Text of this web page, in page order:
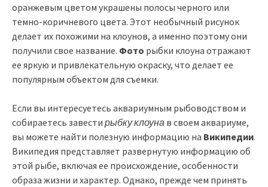
оранжевым цветом украшены полосы черного или
темно-коричневого цвета. Этот необычный рисунок
делает их похожими на клоунов, а именно поэтому они
получили свое название. Фото рыбки клоуна отражают
ее яркую и привлекательную окраску, что делает ее
популярным объектом для съемки.
Если вы интересуетесь аквариумным рыбоводством и
собираетесь завести рыбку клоуна в своем аквариуме,
вы можете найти полезную информацию на Википедии.
Википедия представляет развернутую информацию об
этой рыбе, включая ее происхождение, особенности
образа жизни и характер. Однако, прежде чем принять